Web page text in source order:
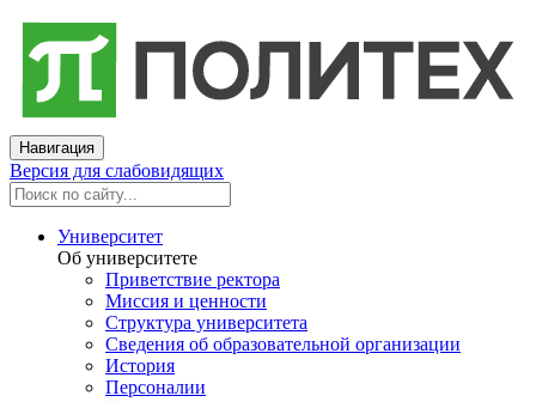
Навигация
Версия для слабовидящих
Университет
Об университете
Приветствие ректора
Миссия и ценности
Структура университета
Сведения об образовательной организации
История
Персоналии